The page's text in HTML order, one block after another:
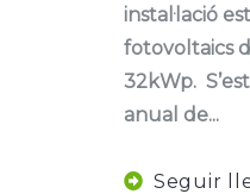
instal·lació
fotovoltaics
32kWp.
anual de...
Seguir